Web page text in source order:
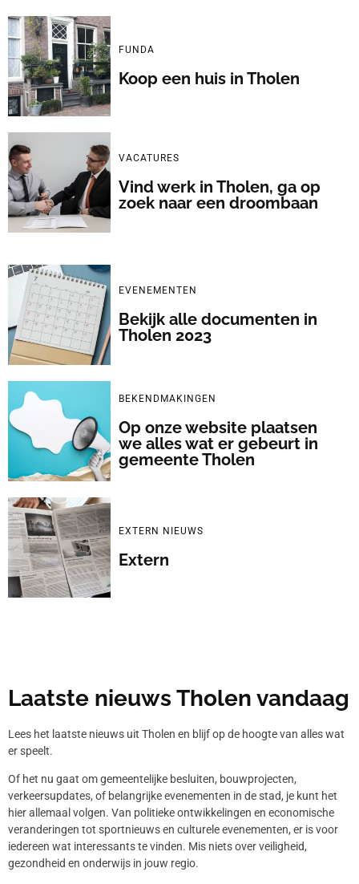
FUNDA
Koop een huis in Tholen
VACATURES
Vind werk in Tholen, ga op
zoek naar een droombaan
EVENEMENTEN
Bekijk alle documenten in
Tholen 2023
BEKENDMAKINGEN
Op onze website plaatsen
we alles wat er gebeurt in
gemeente Tholen
EXTERN NIEUWS
Extern
Laatste nieuws Tholen vandaag
Lees het laatste nieuws uit Tholen en blijf op de hoogte van alles wat
er speelt.
Of het nu gaat om gemeentelijke besluiten, bouwprojecten,
verkeersupdates, of belangrijke evenementen in de stad, je kunt het
hier allemaal volgen. Van politieke ontwikkelingen en economische
veranderingen tot sportnieuws en culturele evenementen, er is voor
iedereen wat interessants te vinden. Mis niets over veiligheid,
gezondheid en onderwijs in jouw regio.